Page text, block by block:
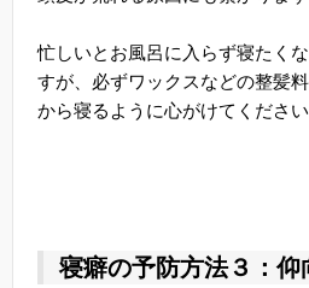
忙しいとお風呂に入らず寝たく
すが、必ずワックスなどの整髪
から寝るように心がけてください
寝癖の予防方法３：仰